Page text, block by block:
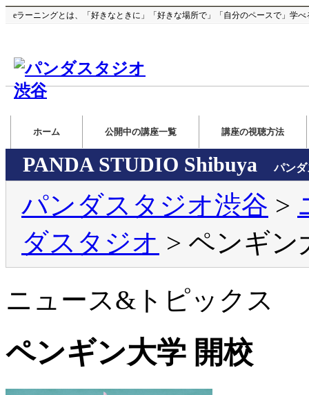
eラーニングとは、「好きなときに」「好きな場所で」「自分のペースで」学べ
ホーム 公開中の講座一覧 講座の視聴方法
PANDA STUDIO Shibuya パン
パンダスタジオ渋谷 >
ダスタジオ > ペンギン
ニュース&トピックス
ペンギン大学 開校